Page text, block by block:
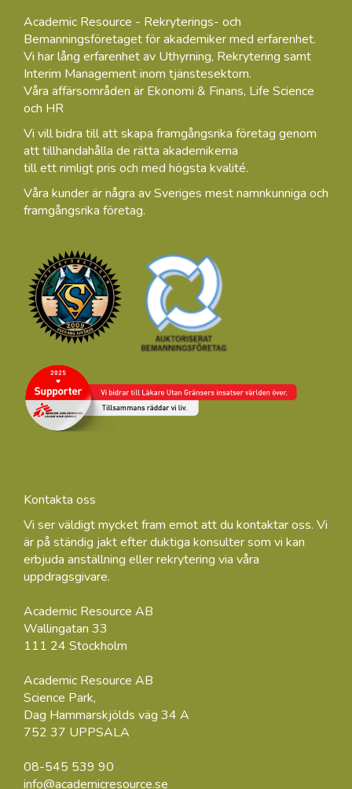
Academic Resource - Rekryterings- och
Bemanningsföretaget för akademiker med erfarenhet.
Vi har lång erfarenhet av Uthyrning, Rekrytering samt
Interim Management inom tjänstesektorn.
Våra affärsområden är Ekonomi & Finans, Life Science
och HR
Vi vill bidra till att skapa framgångsrika företag genom
att tillhandahålla de rätta akademikerna
till ett rimligt pris och med högsta kvalité.
Våra kunder är några av Sveriges mest namnkunniga och
framgångsrika företag.
Kontakta oss
Vi ser väldigt mycket fram emot att du kontaktar oss. Vi
är på ständig jakt efter duktiga konsulter som vi kan
erbjuda anställning eller rekrytering via våra
uppdragsgivare.
Academic Resource AB
Wallingatan 33
111 24 Stockholm
Academic Resource AB
Science Park,
Dag Hammarskjölds väg 34 A
752 37 UPPSALA
08-545 539 90
info@academicresource.se